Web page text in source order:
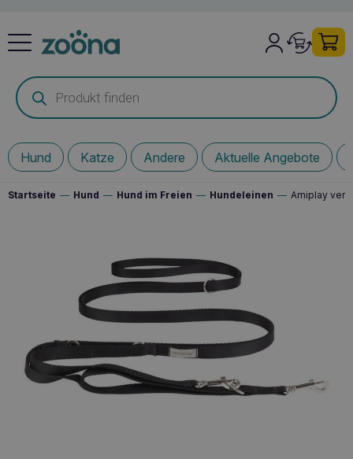
Products
search
Hund Katze Andere Aktuelle Angebote
Startseite — Hund — Hund im Freien — Hundeleinen — Amiplay